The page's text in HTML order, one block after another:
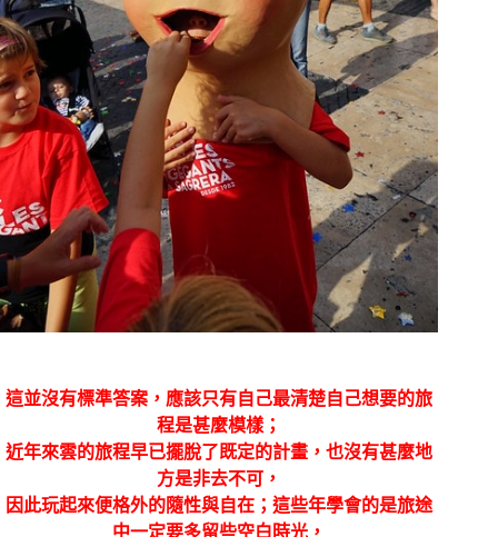
這並沒有標準答案，應該只有自己最清楚自己想要的旅
程是甚麼模樣；
近年來雲的旅程早已擺脫了既定的計畫，也沒有甚麼地
方是非去不可，
因此玩起來便格外的隨性與自在；這些年學會的是旅途
中一定要多留些空白時光，